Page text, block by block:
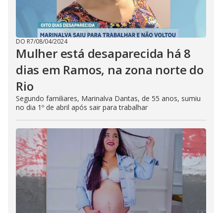
DO R7/08/04/2024
Mulher está desaparecida há 8
dias em Ramos, na zona norte do
Rio
Segundo familiares, Marinalva Dantas, de 55 anos, sumiu
no dia 1º de abril após sair para trabalhar